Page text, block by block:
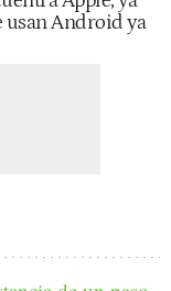
usan Android ya